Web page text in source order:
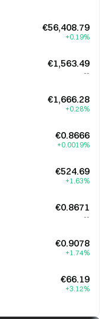
€56,408.79
+0.19%
€1,563.49
--
€1,666.28
+0.28%
€0.8666
+0.0019%
€524.69
+1.63%
€0.8671
--
€0.9078
+1.74%
€66.19
+3.12%